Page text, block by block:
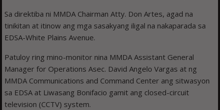
Sa direktiba ni MMDA Chairman Atty. Don Artes, agad na
tinikitan at itinow ang mga sasakyang iligal na nakaparada sa
EDSA-White Plains Avenue.
Patuloy ring mino-monitor nina MMDA Assistant General
Manager for Operations Asec. David Angelo Vargas at ng
MMDA Communications and Command Center ang sitwasyon
sa EDSA at Liwasang Bonifacio gamit ang closed-circuit
television (CCTV) system.